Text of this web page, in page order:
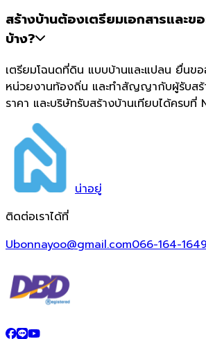
สร้างบ้านต้องเตรียมเอกสารและข
บ้าง?
เตรียมโฉนดที่ดิน แบบบ้านและแปลน ยื่น
หน่วยงานท้องถิ่น และทำสัญญากับผู้รับสร้
ราคา และบริษัทรับสร้างบ้านเทียบได้ครบที่
น่าอยู่
ติดต่อเราได้ที่
Ubonnayoo@gmail.com066-164-